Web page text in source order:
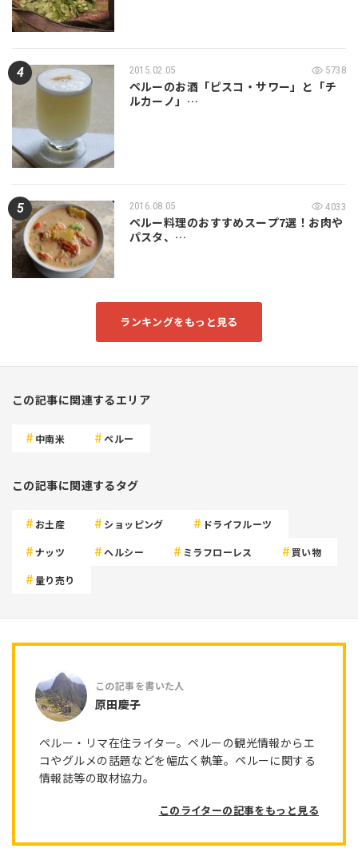
2015.02.05 5738
ペルーのお酒「ピスコ・サワー」と「チ
ルカーノ」…
2016.08.05 4033
ペルー料理のおすすめスープ7選！お肉や
パスタ、…
ランキングをもっと見る
この記事に関連するエリア
中南米 ペルー
この記事に関連するタグ
お土産 ショッピング ドライフルーツ
ナッツ ヘルシー ミラフローレス 買い物
量り売り
原田慶子
ペルー・リマ在住ライター。ペルーの観光情報からエ
コやグルメの話題などを幅広く執筆。ペルーに関する
情報誌等の取材協力。
このライターの記事をもっと見る